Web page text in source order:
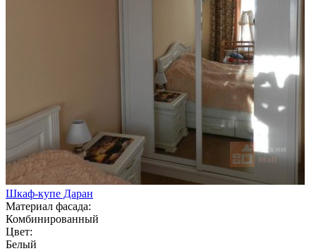
Шкаф-купе Даран
Материал фасада:
Комбинированный
Цвет:
Белый